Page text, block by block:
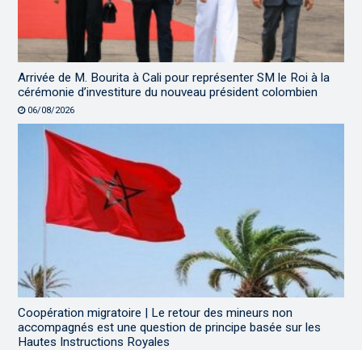
Arrivée de M. Bourita à Cali pour représenter SM le Roi à la
cérémonie d’investiture du nouveau président colombien
06/08/2026
Coopération migratoire | Le retour des mineurs non
accompagnés est une question de principe basée sur les
Hautes Instructions Royales